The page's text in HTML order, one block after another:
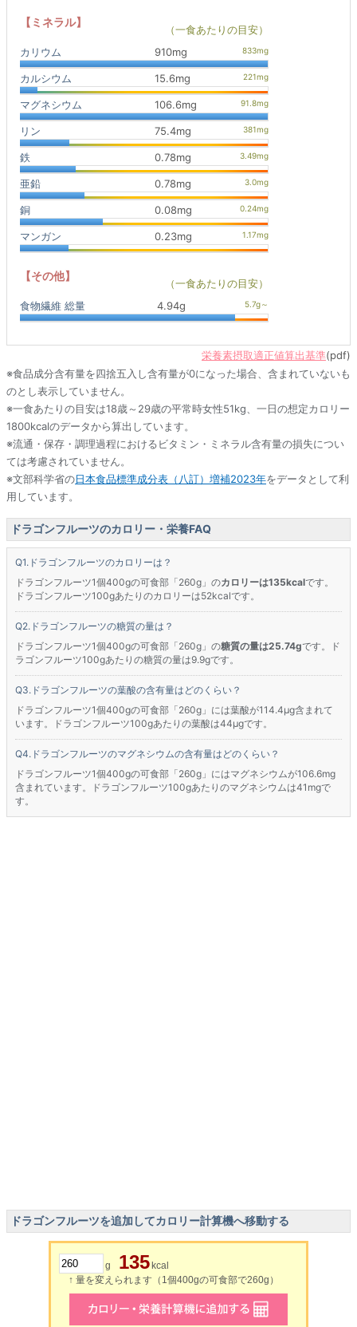
【ミネラル】
（一食あたりの目安）
カリウム
910mg
カルシウム 15.6mg
マグネシウム 106.6mg
リン 75.4mg
鉄 0.78mg
亜鉛 0.78mg
銅 0.08mg
マンガン 0.23mg
【その他】
（一食あたりの目安）
食物繊維 総量
4.94g
栄養素摂取適正値算出基準(pdf)
※食品成分含有量を四捨五入し含有量が0になった場合、含まれていないも
のとし表示していません。
※一食あたりの目安は18歳～29歳の平常時女性51kg、一日の想定カロリー
1800kcalのデータから算出しています。
※流通・保存・調理過程におけるビタミン・ミネラル含有量の損失につい
ては考慮されていません。
※文部科学省の日本食品標準成分表（八訂）増補2023年をデータとして利
用しています。
ドラゴンフルーツのカロリー・栄養FAQ
ドラゴンフルーツのカロリーは？
ドラゴンフルーツ1個400gの可食部「260g」のカロリーは135kcalです。
ドラゴンフルーツ100gあたりのカロリーは52kcalです。
ドラゴンフルーツの糖質の量は？
ドラゴンフルーツ1個400gの可食部「260g」の糖質の量は25.74gです。ド
ラゴンフルーツ100gあたりの糖質の量は9.9gです。
ドラゴンフルーツの葉酸の含有量はどのくらい？
ドラゴンフルーツ1個400gの可食部「260g」には葉酸が114.4μg含まれて
います。ドラゴンフルーツ100gあたりの葉酸は44μgです。
ドラゴンフルーツのマグネシウムの含有量はどのくらい？
ドラゴンフルーツ1個400gの可食部「260g」にはマグネシウムが106.6mg
含まれています。ドラゴンフルーツ100gあたりのマグネシウムは41mgで
す。
ドラゴンフルーツを追加してカロリー計算機へ移動する
g 135 kcal
↑ 量を変えられます（1個400gの可食部で260g）